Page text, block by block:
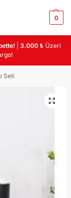
0
|3.000 ₺ Üzeri
Seti